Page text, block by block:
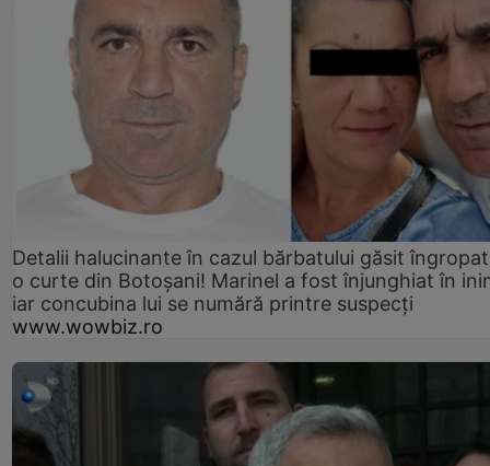
Detalii halucinante în cazul bărbatului găsit
o curte din Botoșani! Marinel a fost înjunghiat în
iar concubina lui se numără printre suspecți
www.wowbiz.ro